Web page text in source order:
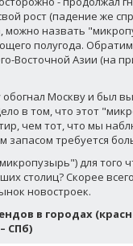
рост (падение же
можно назвать
полугода.
Восточной Азии (на
Москву и был
в том, что этот
чем тот, что мы
запасом требуется
для того
столиц? Скорее
новостроек.
в городах
СПб)